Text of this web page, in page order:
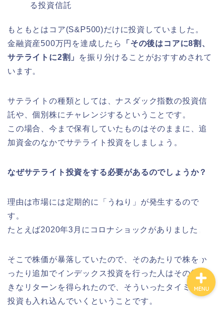
る投資信託
もともとはコア(S&P500)だけに投資していました。
金融資産500万円を達成したら
「その後はコアに8割、
サテライトに2割」
を振り分けることがおすすめされて
います。
サテライトの種類としては、ナスダック指数の投資信
託や、個別株にチャレンジするということです。
この場合、今まで保有していたものはそのままに、追
加資金のなかでサテライト投資をしましょう。
なぜサテライト投資をする必要があるのでしょうか？
理由は市場には定期的に「うねり」が発生するので
す。
たとえば2020年3月にコロナショックがありました。
そこで株価が暴落していたので、そのあたりで株をか
ったり追加でインデックス投資を行った人はその後大
きなリターンを得られたので、そういったタイミング
投資も入れ込んでいくということです。
MENU
カテゴリ別おすすめ株◯
選
株式投資・金融知識